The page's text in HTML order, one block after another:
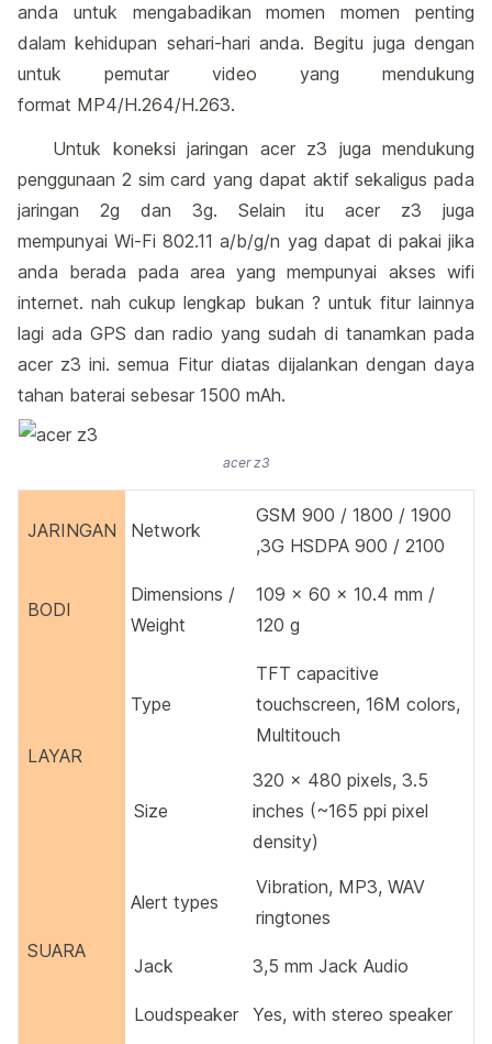
anda untuk mengabadikan momen momen penting
dalam kehidupan sehari-hari anda. Begitu juga dengan
untuk pemutar video yang mendukung
format MP4/H.264/H.263.
Untuk koneksi jaringan acer z3 juga mendukung
penggunaan 2 sim card yang dapat aktif sekaligus pada
jaringan 2g dan 3g. Selain itu acer z3 juga
mempunyai Wi-Fi 802.11 a/b/g/n yag dapat di pakai jika
anda berada pada area yang mempunyai akses wifi
internet. nah cukup lengkap bukan ? untuk fitur lainnya
lagi ada GPS dan radio yang sudah di tanamkan pada
acer z3 ini. semua Fitur diatas dijalankan dengan daya
tahan baterai sebesar 1500 mAh.
acer z3
JARINGAN Network
GSM 900 / 1800 / 1900
,3G HSDPA 900 / 2100
BODI
Dimensions /
Weight
109 x 60 x 10.4 mm /
120 g
LAYAR
Type
TFT capacitive
touchscreen, 16M colors,
Multitouch
Size
320 x 480 pixels, 3.5
inches (~165 ppi pixel
density)
SUARA
Alert types
Vibration, MP3, WAV
ringtones
Jack 3,5 mm Jack Audio
Loudspeaker Yes, with stereo speaker